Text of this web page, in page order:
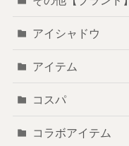
アイシャドウ
アイテム
コスパ
コラボアイテム